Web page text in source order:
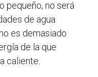
pequeño, no será
de agua
es demasiado
de la que
caliente.